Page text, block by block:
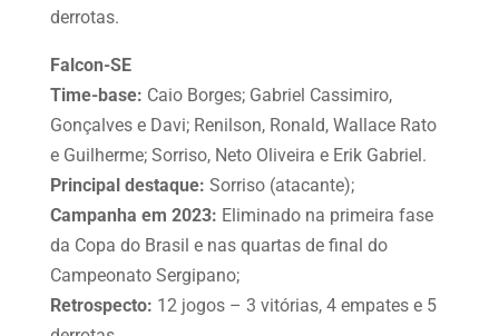
derrotas.
Falcon-SE
Time-base: Caio Borges; Gabriel Cassimiro,
Gonçalves e Davi; Renilson, Ronald, Wallace Rato
e Guilherme; Sorriso, Neto Oliveira e Erik Gabriel.
Principal destaque: Sorriso (atacante);
Campanha em 2023: Eliminado na primeira fase
da Copa do Brasil e nas quartas de final do
Campeonato Sergipano;
Retrospecto: 12 jogos – 3 vitórias, 4 empates e 5